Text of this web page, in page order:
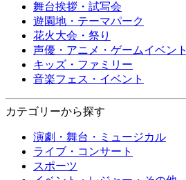
舞台挨拶・試写会
遊園地・テーマパーク
花火大会・祭り
声優・アニメ・ゲームイベント
キッズ・ファミリー
音楽フェス・イベント
カテゴリーから探す
演劇・舞台・ミュージカル
ライブ・コンサート
スポーツ